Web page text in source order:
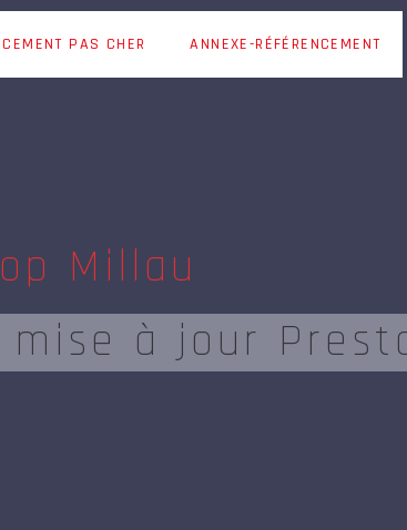
PAS CHER ANNEXE-RÉFÉRENCEMENT
Millau
à jour